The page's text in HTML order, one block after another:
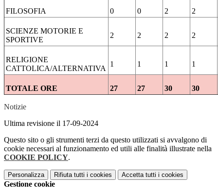
FILOSOFIA 0 0 2 2
SCIENZE MOTORIE E
SPORTIVE
2 2 2 2
RELIGIONE
CATTOLICA/ALTERNATIVA
1 1 1 1
TOTALE ORE 27 27 30 30
Notizie
Ultima revisione il 17-09-2024
Questo sito o gli strumenti terzi da questo utilizzati si avvalgono di
cookie necessari al funzionamento ed utili alle finalità illustrate nella
COOKIE POLICY.
Personalizza Rifiuta tutti i cookies Accetta tutti i cookies
Gestione cookie